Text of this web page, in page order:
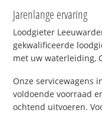
Jarenlange ervaring
Loodgieter
gekwalificeerde
met uw waterleiding,
Onze servicewagens
voldoende voorraad
ochtend uitvoeren.